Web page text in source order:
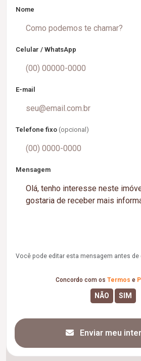
Nome
Celular / WhatsApp
E-mail
Telefone fixo (opcional)
Mensagem
Você pode editar esta mensagem antes de
Concordo com os Termos e
Enviar meu